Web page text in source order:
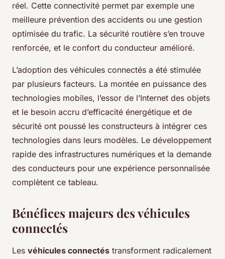
réel. Cette connectivité permet par exemple une
meilleure prévention des accidents ou une gestion
optimisée du trafic. La sécurité routière s’en trouve
renforcée, et le confort du conducteur amélioré.
L’adoption des véhicules connectés a été stimulée
par plusieurs facteurs. La montée en puissance des
technologies mobiles, l’essor de l’Internet des objets
et le besoin accru d’efficacité énergétique et de
sécurité ont poussé les constructeurs à intégrer ces
technologies dans leurs modèles. Le développement
rapide des infrastructures numériques et la demande
des conducteurs pour une expérience personnalisée
complètent ce tableau.
Bénéfices majeurs des véhicules
connectés
Les véhicules connectés transforment radicalement